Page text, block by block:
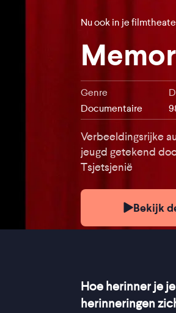
Nu ook in je
Genre
Documentaire
Verbeeldingsrijke
jeugd getekend
Tsjetsjenië
Bekijk
Hoe herinner je
herinneringen